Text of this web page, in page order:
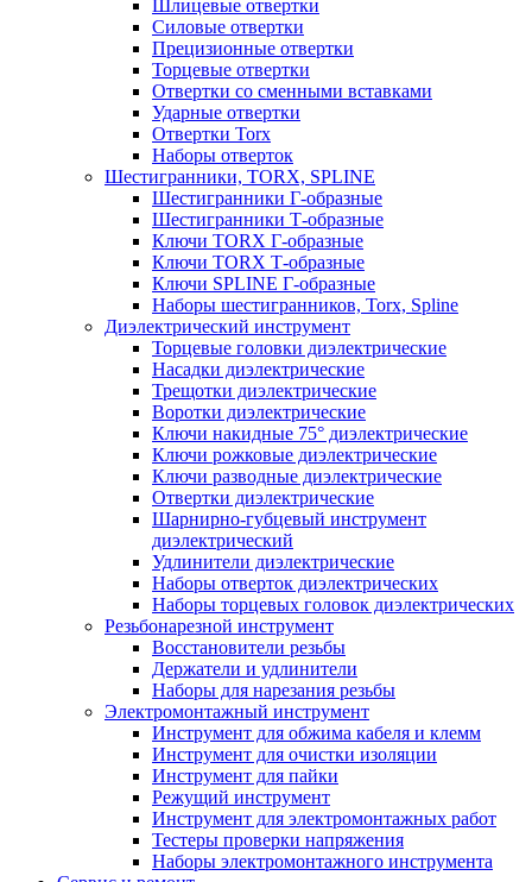
Шлицевые отвертки
Силовые отвертки
Прецизионные отвертки
Торцевые отвертки
Отвертки со сменными вставками
Ударные отвертки
Отвертки Torx
Наборы отверток
Шестигранники, TORX, SPLINE
Шестигранники Г-образные
Шестигранники Т-образные
Ключи TORX Г-образные
Ключи TORX Т-образные
Ключи SPLINE Г-образные
Наборы шестигранников, Torx, Spline
Диэлектрический инструмент
Торцевые головки диэлектрические
Насадки диэлектрические
Трещотки диэлектрические
Воротки диэлектрические
Ключи накидные 75° диэлектрические
Ключи рожковые диэлектрические
Ключи разводные диэлектрические
Отвертки диэлектрические
Шарнирно-губцевый инструмент
диэлектрический
Удлинители диэлектрические
Наборы отверток диэлектрических
Наборы торцевых головок диэлектрических
Резьбонарезной инструмент
Восстановители резьбы
Держатели и удлинители
Наборы для нарезания резьбы
Электромонтажный инструмент
Инструмент для обжима кабеля и клемм
Инструмент для очистки изоляции
Инструмент для пайки
Режущий инструмент
Инструмент для электромонтажных работ
Тестеры проверки напряжения
Наборы электромонтажного инструмента